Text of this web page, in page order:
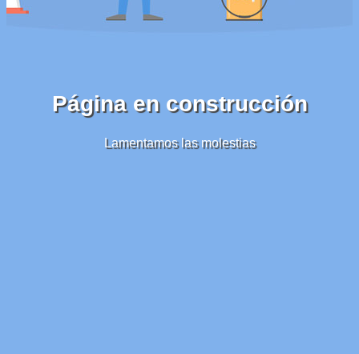
Página en construcción
Lamentamos las molestias